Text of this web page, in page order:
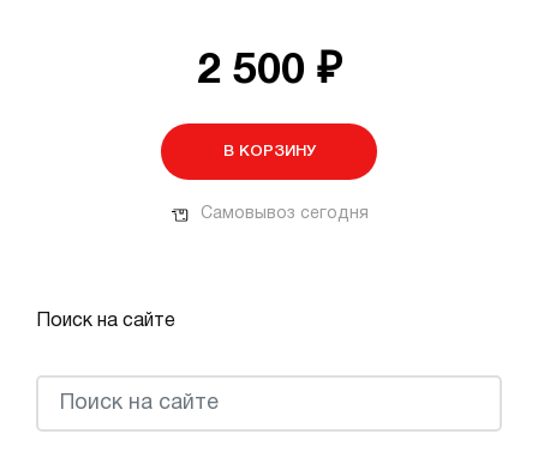
2 500 ₽
В КОРЗИНУ
Самовывоз сегодня
Поиск на сайте